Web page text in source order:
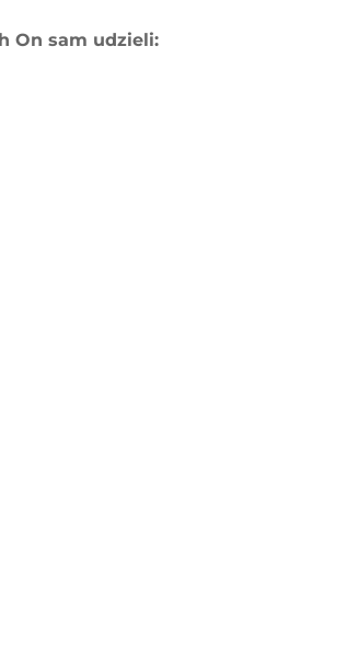
On sam udzieli: